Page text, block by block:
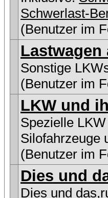
Schwerlast-
(Benutzer im
Lastwagen
Sonstige
(Benutzer im
LKW und
Spezielle
Silofahrzeuge
(Benutzer im
Dies und
Dies und